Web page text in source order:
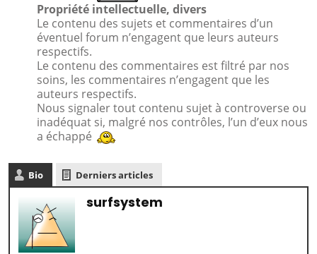
Propriété intellectuelle, divers
Le contenu des sujets et commentaires d’un
éventuel forum n’engagent que leurs auteurs
respectifs.
Le contenu des commentaires est filtré par nos
soins, les commentaires n’engagent que les
auteurs respectifs.
Nous signaler tout contenu sujet à controverse ou
inadéquat si, malgré nos contrôles, l’un d’eux nous
a échappé
Bio Derniers articles
surfsystem